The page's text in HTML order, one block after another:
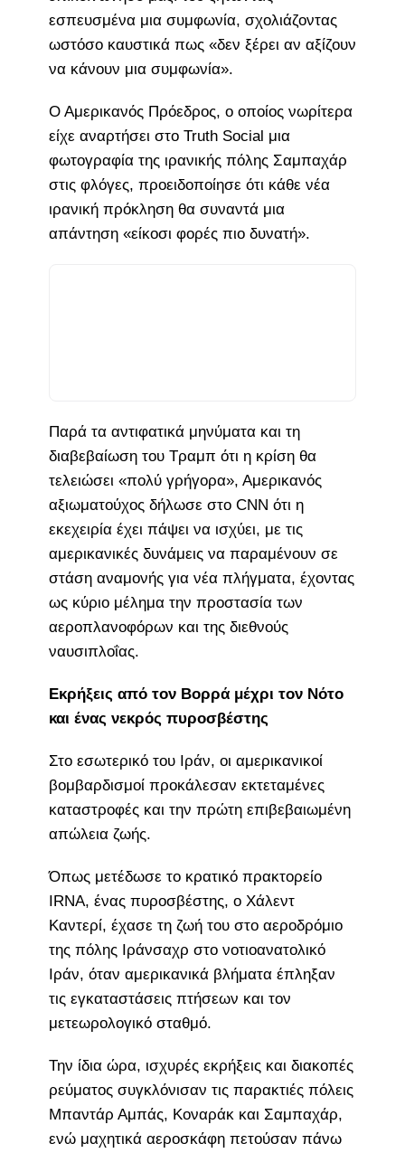
εσπευσμένα μια συμφωνία, σχολιάζοντας
ωστόσο καυστικά πως «δεν ξέρει αν αξίζουν
να κάνουν μια συμφωνία».
Ο Αμερικανός Πρόεδρος, ο οποίος νωρίτερα
είχε αναρτήσει στο Truth Social μια
φωτογραφία της ιρανικής πόλης Σαμπαχάρ
στις φλόγες, προειδοποίησε ότι κάθε νέα
ιρανική πρόκληση θα συναντά μια
απάντηση «είκοσι φορές πιο δυνατή».
Παρά τα αντιφατικά μηνύματα και τη
διαβεβαίωση του Τραμπ ότι η κρίση θα
τελειώσει «πολύ γρήγορα», Αμερικανός
αξιωματούχος δήλωσε στο CNN ότι η
εκεχειρία έχει πάψει να ισχύει, με τις
αμερικανικές δυνάμεις να παραμένουν σε
στάση αναμονής για νέα πλήγματα, έχοντας
ως κύριο μέλημα την προστασία των
αεροπλανοφόρων και της διεθνούς
ναυσιπλοΐας.
Εκρήξεις από τον Βορρά μέχρι τον Νότο
και ένας νεκρός πυροσβέστης
Στο εσωτερικό του Ιράν, οι αμερικανικοί
βομβαρδισμοί προκάλεσαν εκτεταμένες
καταστροφές και την πρώτη επιβεβαιωμένη
απώλεια ζωής.
Όπως μετέδωσε το κρατικό πρακτορείο
IRNA, ένας πυροσβέστης, ο Χάλεντ
Καντερί, έχασε τη ζωή του στο αεροδρόμιο
της πόλης Ιράνσαχρ στο νοτιοανατολικό
Ιράν, όταν αμερικανικά βλήματα έπληξαν
τις εγκαταστάσεις πτήσεων και τον
μετεωρολογικό σταθμό.
Την ίδια ώρα, ισχυρές εκρήξεις και διακοπές
ρεύματος συγκλόνισαν τις παρακτιές πόλεις
Μπαντάρ Αμπάς, Κοναράκ και Σαμπαχάρ,
ενώ μαχητικά αεροσκάφη πετούσαν πάνω